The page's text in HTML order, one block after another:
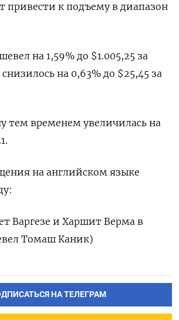
привести к подъему в диапазон
на 1,59% до $1.005,25​​ за
на 0,63% до $25,45​ за
тем временем увеличилась на
на английском языке
Варгезе и Харшит Верма в
Томаш Каник)
НА ТЕЛЕГРАМ